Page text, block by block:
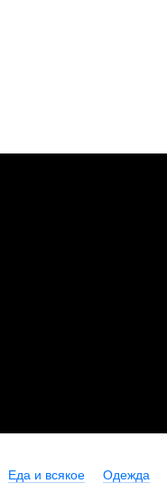
Еда и всякое Одежда